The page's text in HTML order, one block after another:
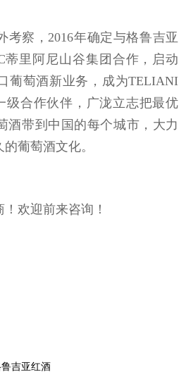
考察，2016年确定与格鲁吉亚
蒂里阿尼山谷集团合作，启动
葡萄酒新业务，成为TELIANI
级合作伙伴，广泷立志把最优
酒带到中国的每个城市，大力
葡萄酒文化。
欢迎前来咨询！
吉亚红酒